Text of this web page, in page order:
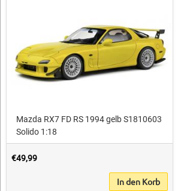
Mazda RX7 FD RS 1994 gelb S1810603
Solido 1:18
€49,99
In den Korb